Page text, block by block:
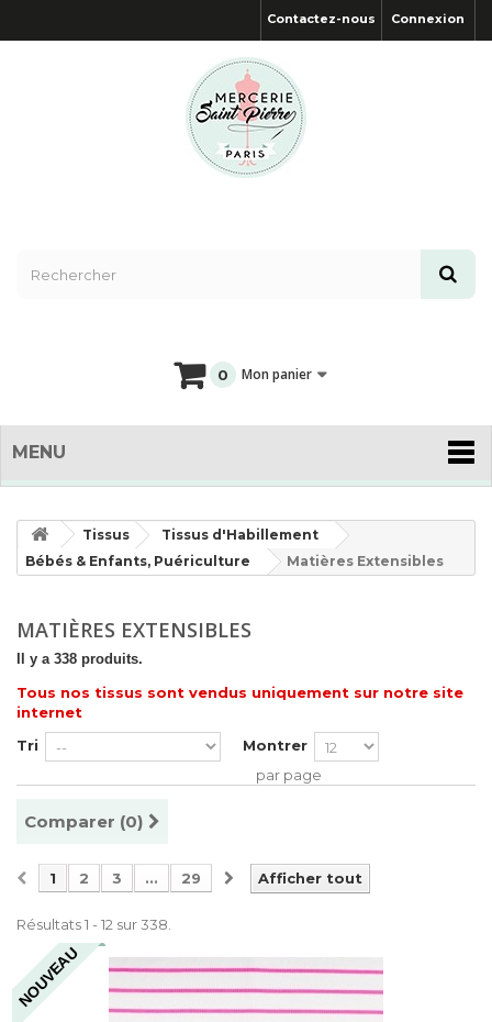
Connexion
Contactez-nous
0 Mon panier
MENU
Tissus
Tissus d'Habillement
Bébés & Enfants, Puériculture
Matières Extensibles
MATIÈRES EXTENSIBLES
Il y a 338 produits.
Tous nos tissus sont vendus uniquement sur notre site
internet
Tri
Montrer
par page
Comparer (0)
Afficher tout
1 2 3 ... 29
Résultats 1 - 12 sur 338.
NOUVEAU